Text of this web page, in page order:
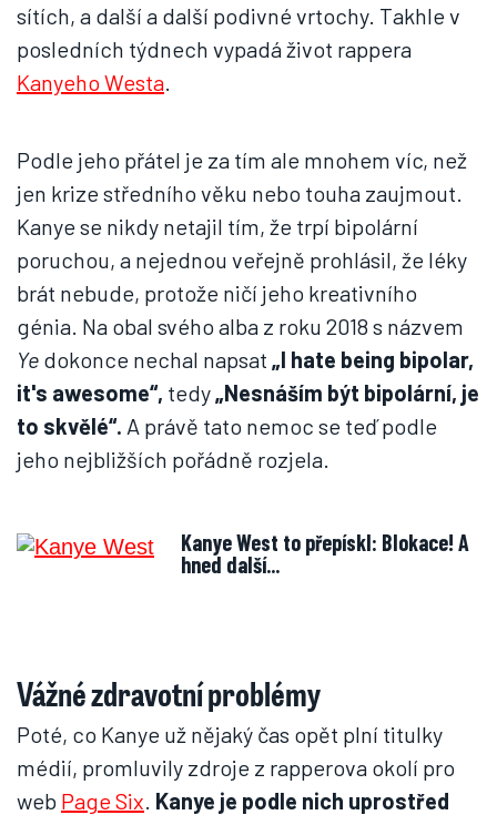
sítích, a další a další podivné vrtochy. Takhle v
posledních týdnech vypadá život rappera
Kanyeho Westa.
Podle jeho přátel je za tím ale mnohem víc, než
jen krize středního věku nebo touha zaujmout.
Kanye se nikdy netajil tím, že trpí bipolární
poruchou, a nejednou veřejně prohlásil, že léky
brát nebude, protože ničí jeho kreativního
génia. Na obal svého alba z roku 2018 s názvem
Ye dokonce nechal napsat „I hate being bipolar,
it's awesome“, tedy„Nesnáším být bipolární, je
to skvělé“. A právě tato nemoc se teď podle
jeho nejbližších pořádně rozjela.
Kanye West to přepískl: Blokace! A
hned další...
Vážné zdravotní problémy
Poté, co Kanye už nějaký čas opět plní titulky
médií, promluvily zdroje z rapperova okolí pro
web Page Six. Kanye je podle nich uprostřed